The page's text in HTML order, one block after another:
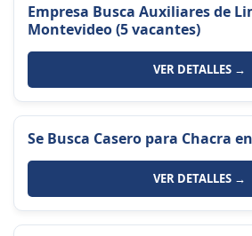
Empresa Busca Auxiliares de
Montevideo (5 vacantes)
VER DETALLES →
Se Busca Casero para Chacra
VER DETALLES →